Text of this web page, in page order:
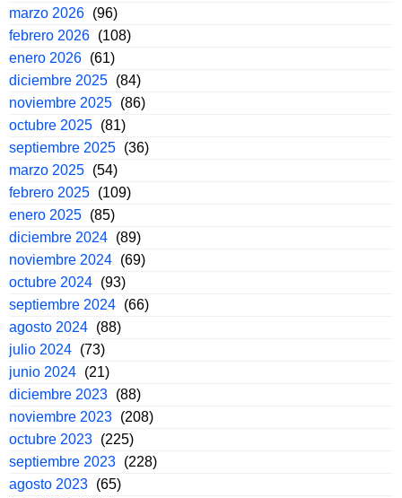
marzo 2026 (96)
febrero 2026 (108)
enero 2026 (61)
diciembre 2025 (84)
noviembre 2025 (86)
octubre 2025 (81)
septiembre 2025 (36)
marzo 2025 (54)
febrero 2025 (109)
enero 2025 (85)
diciembre 2024 (89)
noviembre 2024 (69)
octubre 2024 (93)
septiembre 2024 (66)
agosto 2024 (88)
julio 2024 (73)
junio 2024 (21)
diciembre 2023 (88)
noviembre 2023 (208)
octubre 2023 (225)
septiembre 2023 (228)
agosto 2023 (65)